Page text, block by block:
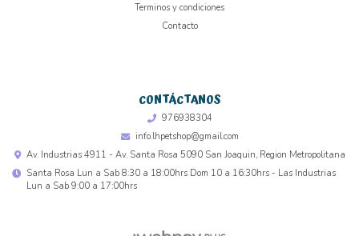
Terminos y condiciones
Contacto
CONTÁCTANOS
976938304
info.lhpetshop@gmail.com
Av. Industrias 4911 - Av. Santa Rosa 5090 San Joaquin, Region Metropolitana
Santa Rosa Lun a Sab 8:30 a 18:00hrs Dom 10 a 16:30hrs - Las Industrias
Lun a Sab 9:00 a 17:00hrs